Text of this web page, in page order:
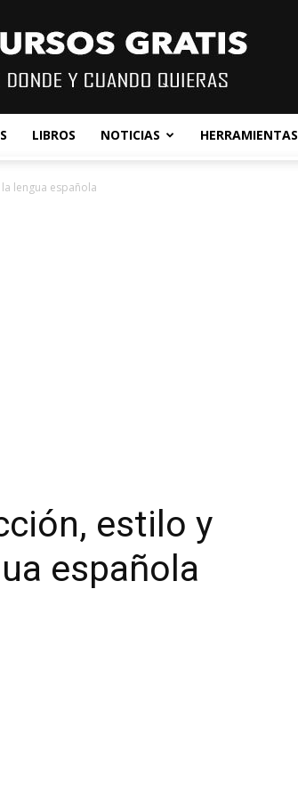
LIBROS NOTICIAS HERRAMIENTAS
lengua española
estilo y
española